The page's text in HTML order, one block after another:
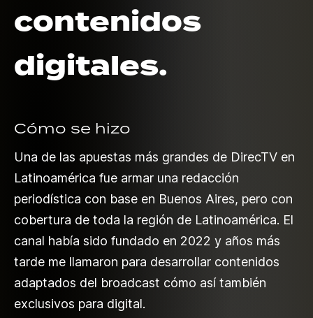
contenidos
digitales.
Cómo se hizo
Una de las apuestas más grandes de DirecTV en
Latinoamérica fue armar una redacción
periodística con base en Buenos Aires, pero con
cobertura de toda la región de Latinoamérica. El
canal había sido fundado en 2022 y años más
tarde me llamaron para desarrollar contenidos
adaptados del broadcast cómo así también
exclusivos para digital.